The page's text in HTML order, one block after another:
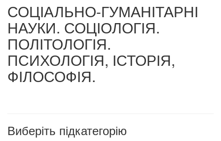
СОЦІАЛЬНО-ГУМАНІТАРНІ
НАУКИ. СОЦІОЛОГІЯ.
ПОЛІТОЛОГІЯ.
ПСИХОЛОГІЯ, ІСТОРІЯ,
ФІЛОСОФІЯ.
Виберіть підкатегорію